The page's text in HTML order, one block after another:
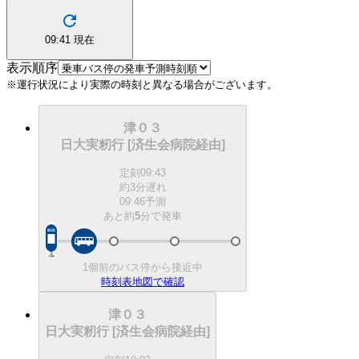
09:41 現在
表示順序
※運行状況により実際の時刻と異なる場合がございます。
津０３
日大実籾行 [済生会病院経由]
定刻 09:43
約3分遅れ
09:46予測
あと約5分で発車
1個前のバス停から接近中
時刻表地図で確認
津０３
日大実籾行 [済生会病院経由]